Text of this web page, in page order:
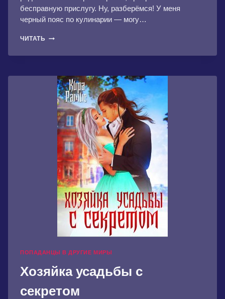
бесправную прислугу. Ну, разберёмся! У меня
черный пояс по кулинарии — могу…
ЧИТАТЬ ГЕРЦОГИНЯ-
ПОПАДАНЦЫ В ДРУГИЕ МИРЫ
Хозяйка усадьбы с
секретом